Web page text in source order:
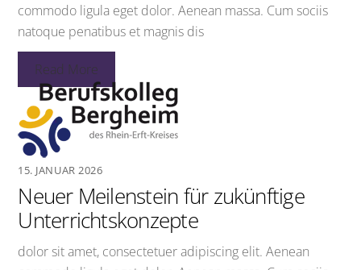
commodo ligula eget dolor. Aenean massa. Cum sociis
natoque penatibus et magnis dis
Read More
15. JANUAR 2026
Neuer Meilenstein für zukünftige
Unterrichtskonzepte
dolor sit amet, consectetuer adipiscing elit. Aenean